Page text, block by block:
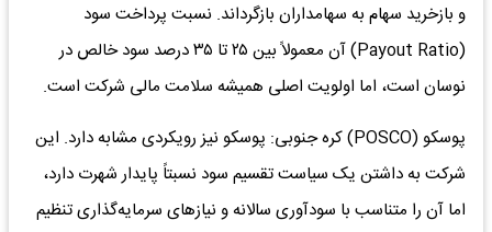
و بازخرید سهام به سهامداران بازگرداند. نسبت پرداخت سود
(Payout Ratio) آن معمولاً بین ۲۵ تا ۳۵ درصد سود خالص در
نوسان است، اما اولویت اصلی همیشه سلامت مالی شرکت است.
پوسکو (POSCO) کره جنوبی: پوسکو نیز رویکردی مشابه دارد. این
شرکت به داشتن یک سیاست تقسیم سود نسبتاً پایدار شهرت دارد،
اما آن را متناسب با سودآوری سالانه و نیازهای سرمایه‌گذاری تنظیم